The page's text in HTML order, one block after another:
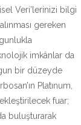
Veri’lerinizi bilgi
gereken
imkânlar da
bir düzeyde
Platınum,
fuar;
buluşturarak